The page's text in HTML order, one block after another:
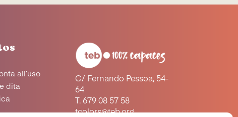
all’uso
dita
C/ Fernando Pessoa, 54-
64
T. 679 08 57 58
tcolors@teb.org